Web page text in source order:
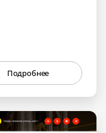
Подробнее